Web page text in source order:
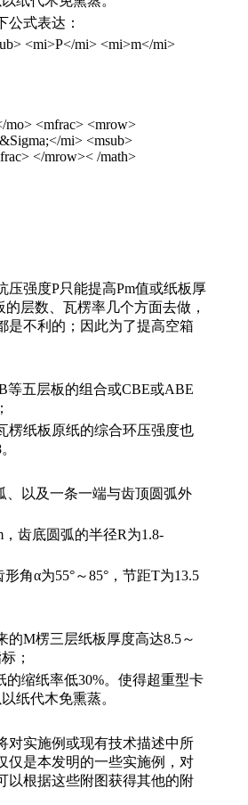
式表达：
<mi>P</mi> <mi>m</mi>
mo> <mfrac> <mrow>
mi> <msub>
</mrow>< /math>
强度P只能提高Pm值或纸板厚
层数、瓦楞率几个方面去做，
是不利的；因此为了提高空箱
五层板的组合或CBE或ABE
楞纸板原纸的综合环压强度也
、以及一条一端与齿顶圆弧外
齿底圆弧的半径R为1.8-
角α为55°～85°，节距T为13.5
M楞三层纸板厚度高达8.5～
；
缩纸率低30%。使得超重型卡
纸代木免熏蒸。
对实施例或现有技术描述中所
仅是本发明的一些实施例，对
以根据这些附图获得其他的附